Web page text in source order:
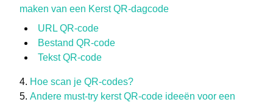
maken van een Kerst QR-dagcode
URL QR-code
Bestand QR-code
Tekst QR-code
Hoe scan je QR-codes?
Andere must-try kerst QR-code ideeën voor een